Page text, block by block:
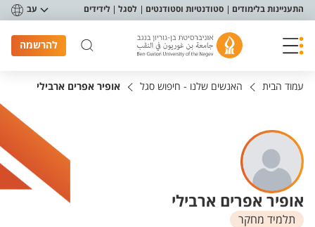
תפריט נגישות
התעניינות בלימודים סטודנטיות וסטודנטים לסגל לידידים עב
להרשמה
עמוד הבית האנשים שלנו - חיפוש סגל אופיר אפרים ארבילי
אופיר אפרים ארבילי
תלמיד מחקר